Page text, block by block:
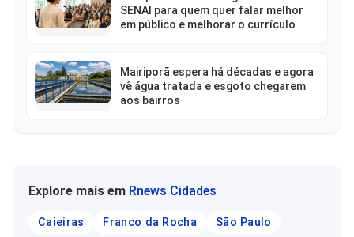
SENAI para quem quer falar melhor
em público e melhorar o currículo
Mairiporã espera há décadas e agora
vê água tratada e esgoto chegarem
aos bairros
Explore mais em Rnews Cidades
Caieiras Franco da Rocha
São Paulo